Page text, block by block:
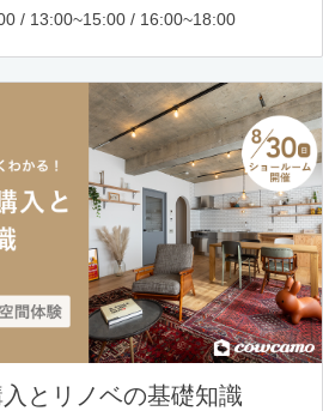
/ 13:00~15:00 / 16:00~18:00
とリノベの基礎知識